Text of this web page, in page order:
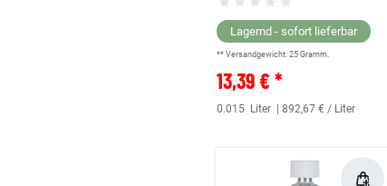
Lagernd - sofort lieferbar
** Versandgewicht: 25 Gramm.
13,39 € *
0.015 Liter | 892,67 € / Liter